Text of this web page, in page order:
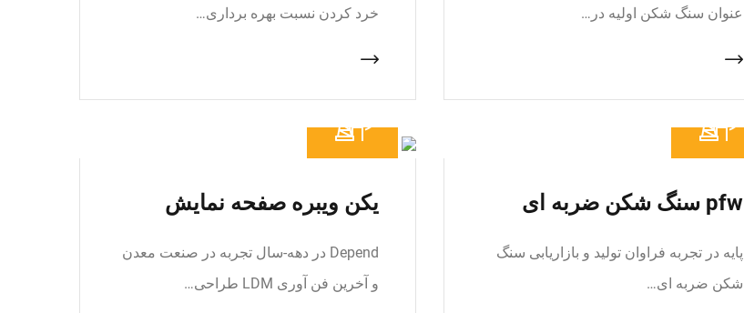
عنوان سنگ شکن اولیه در…
خرد کردن نسبت بهره برداری…
pfw سنگ شکن ضربه ای
پایه در تجربه فراوان تولید و بازاریابی سنگ
شکن ضربه ای…
یکن ویبره صفحه نمایش
Depend در دهه-سال تجربه در صنعت معدن
و آخرین فن آوری LDM طراحی…